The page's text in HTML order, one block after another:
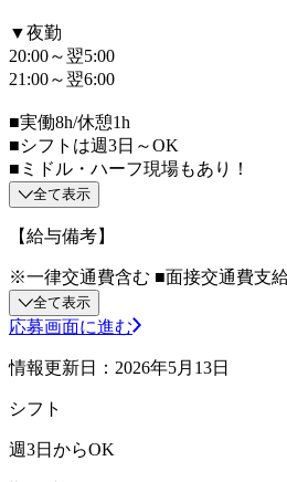
▼夜勤
20:00～翌5:00
21:00～翌6:00
■実働8h/休憩1h
■シフトは週3日～OK
■ミドル・ハーフ現場もあり！
全て表示
【給与備考】
※一律交通費含む ■面接交通費支
全て表示
応募画面に進む
情報更新日：2026年5月13日
シフト
週3日からOK